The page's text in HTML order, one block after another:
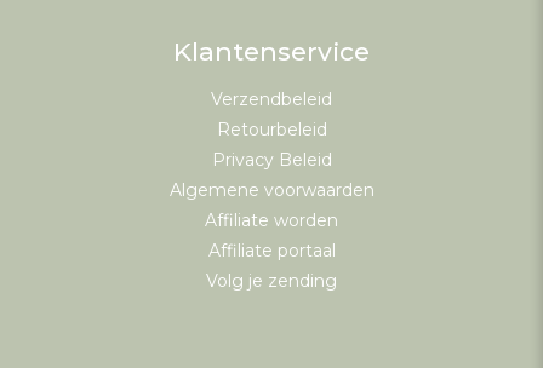
Klantenservice
Verzendbeleid
Retourbeleid
Privacy Beleid
Algemene voorwaarden
Affiliate worden
Affiliate portaal
Volg je zending